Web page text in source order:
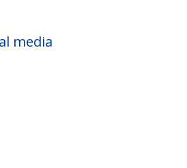
media